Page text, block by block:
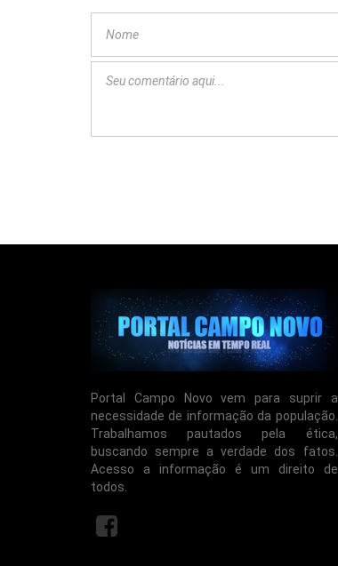
Portal Campo Novo vem para suprir a
necessidade de informação da população.
Trabalhamos pautados pela ética,
buscando sempre a verdade dos fatos.
Acesso a informação é um direito de
todos.